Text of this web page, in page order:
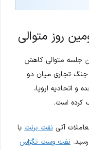
روز متوالی
جلسه متوالی کاهش
جنگ تجاری میان دو
و اتحادیه اروپا،
کرده است.
نفت برنت با
نفت وست تگزاس